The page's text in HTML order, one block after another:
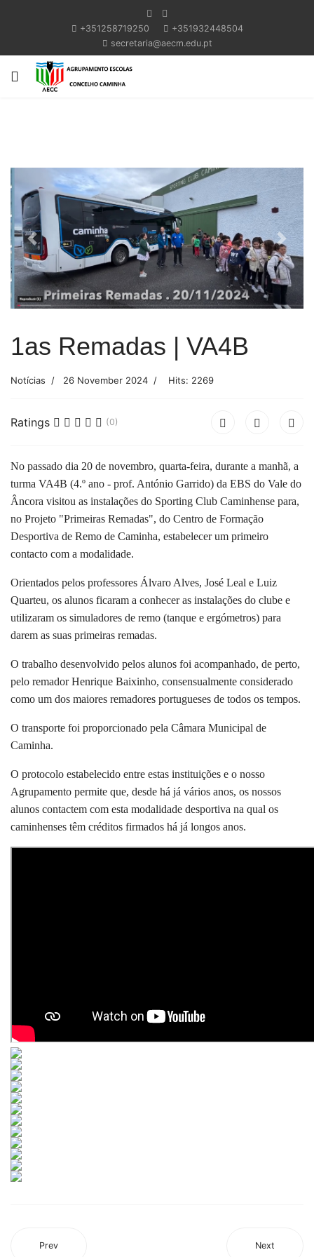
+351258719250
+351932448504
secretaria@aecm.edu.pt
Previous Next
1as Remadas | VA4B
Notícias 26 November 2024 Hits: 2269
Ratings (0)
No passado dia 20 de novembro, quarta-feira, durante a manhã, a
turma VA4B (4.º ano - prof. António Garrido) da EBS do Vale do
Âncora visitou as instalações do Sporting Club Caminhense para,
no Projeto "Primeiras Remadas", do Centro de Formação
Desportiva de Remo de Caminha, estabelecer um primeiro
contacto com a modalidade.
Orientados pelos professores Álvaro Alves, José Leal e Luiz
Quarteu, os alunos ficaram a conhecer as instalações do clube e
utilizaram os simuladores de remo (tanque e ergómetros) para
darem as suas primeiras remadas.
O trabalho desenvolvido pelos alunos foi acompanhado, de perto,
pelo remador Henrique Baixinho, consensualmente considerado
como um dos maiores remadores portugueses de todos os tempos.
O transporte foi proporcionado pela Câmara Municipal de
Caminha.
O protocolo estabelecido entre estas instituições e o nosso
Agrupamento permite que, desde há já vários anos, os nossos
alunos contactem com esta modalidade desportiva na qual os
caminhenses têm créditos firmados há já longos anos.
Prev Next